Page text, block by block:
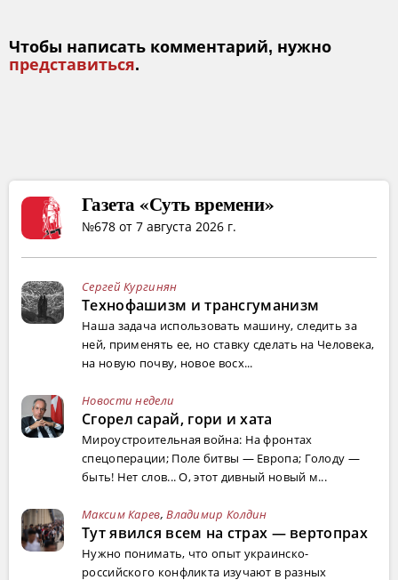
Чтобы написать комментарий, нужно
представиться.
Газета «Суть времени»
№678 от 7 августа 2026 г.
Сергей Кургинян
Технофашизм и трансгуманизм
Наша задача использовать машину, следить за
ней, применять ее, но ставку сделать на Человека,
на новую почву, новое восх...
Новости недели
Сгорел сарай, гори и хата
Мироустроительная война: На фронтах
спецоперации; Поле битвы — Европа; Голоду —
быть! Нет слов... О, этот дивный новый м...
Максим Карев,Владимир Колдин
Тут явился всем на страх — вертопрах
Нужно понимать, что опыт украинско-
российского конфликта изучают в разных